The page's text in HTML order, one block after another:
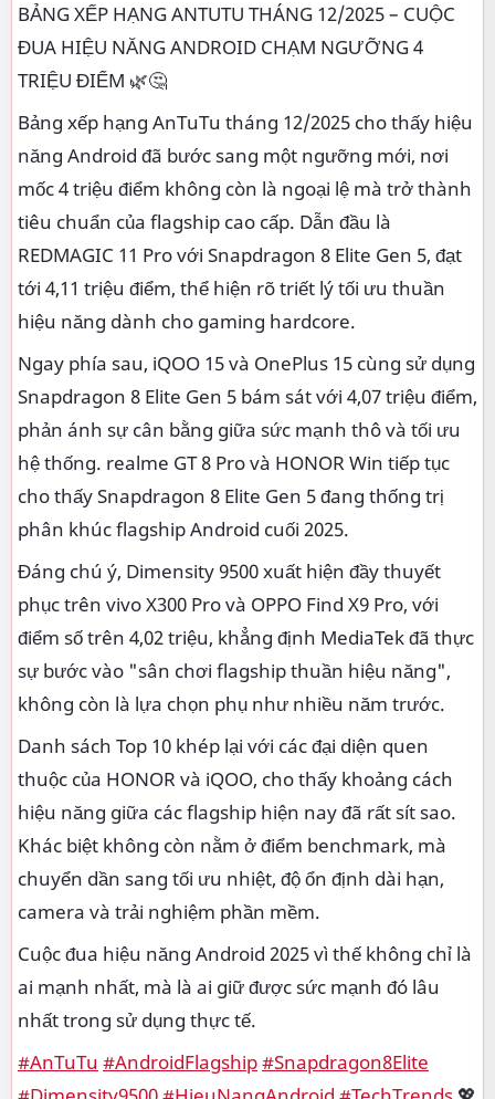
BẢNG XẾP HẠNG ANTUTU THÁNG 12/2025 – CUỘC
ĐUA HIỆU NĂNG ANDROID CHẠM NGƯỠNG 4
TRIỆU ĐIỂM 🌿🤔
Bảng xếp hạng AnTuTu tháng 12/2025 cho thấy hiệu
năng Android đã bước sang một ngưỡng mới, nơi
mốc 4 triệu điểm không còn là ngoại lệ mà trở thành
tiêu chuẩn của flagship cao cấp. Dẫn đầu là
REDMAGIC 11 Pro với Snapdragon 8 Elite Gen 5, đạt
tới 4,11 triệu điểm, thể hiện rõ triết lý tối ưu thuần
hiệu năng dành cho gaming hardcore.
Ngay phía sau, iQOO 15 và OnePlus 15 cùng sử dụng
Snapdragon 8 Elite Gen 5 bám sát với 4,07 triệu điểm,
phản ánh sự cân bằng giữa sức mạnh thô và tối ưu
hệ thống. realme GT 8 Pro và HONOR Win tiếp tục
cho thấy Snapdragon 8 Elite Gen 5 đang thống trị
phân khúc flagship Android cuối 2025.
Đáng chú ý, Dimensity 9500 xuất hiện đầy thuyết
phục trên vivo X300 Pro và OPPO Find X9 Pro, với
điểm số trên 4,02 triệu, khẳng định MediaTek đã thực
sự bước vào "sân chơi flagship thuần hiệu năng",
không còn là lựa chọn phụ như nhiều năm trước.
Danh sách Top 10 khép lại với các đại diện quen
thuộc của HONOR và iQOO, cho thấy khoảng cách
hiệu năng giữa các flagship hiện nay đã rất sít sao.
Khác biệt không còn nằm ở điểm benchmark, mà
chuyển dần sang tối ưu nhiệt, độ ổn định dài hạn,
camera và trải nghiệm phần mềm.
Cuộc đua hiệu năng Android 2025 vì thế không chỉ là
ai mạnh nhất, mà là ai giữ được sức mạnh đó lâu
nhất trong sử dụng thực tế.
#AnTuTu #AndroidFlagship#Snapdragon8Elite